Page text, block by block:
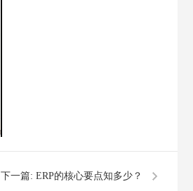
下一篇: ERP的核心要点知多少？